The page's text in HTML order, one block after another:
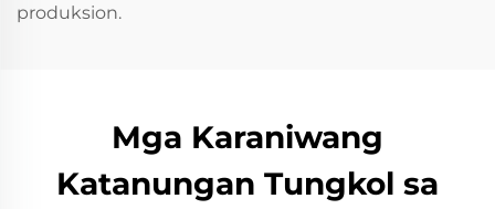
produksion.
Mga Karaniwang
Katanungan Tungkol sa